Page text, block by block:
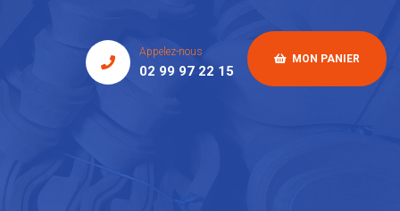
Appelez-nous
02 99 97 22 15
MON PANIER